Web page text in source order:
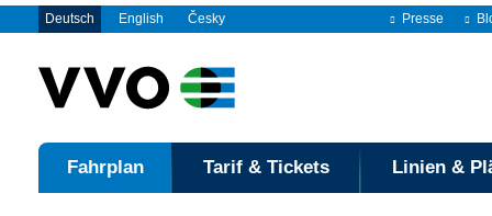
Deutsch English Česky Presse
Fahrplan Tarif & Tickets Linien &